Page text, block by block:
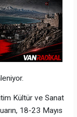
Kültür ve Sanat
18-23 Mayıs